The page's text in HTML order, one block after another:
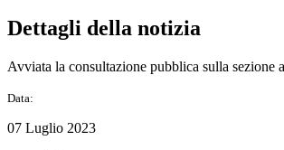
Dettagli della notizia
Avviata la consultazione pubblica sulla
Data:
07 Luglio 2023